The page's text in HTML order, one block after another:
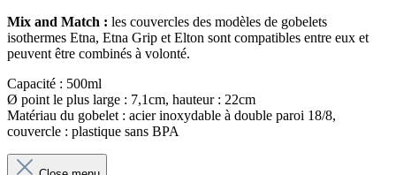
Mix and Match : les couvercles des modèles de gobelets
isothermes Etna, Etna Grip et Elton sont compatibles entre eux et
peuvent être combinés à volonté.
Capacité : 500ml
Ø point le plus large : 7,1cm, hauteur : 22cm
Matériau du gobelet : acier inoxydable à double paroi 18/8,
couvercle : plastique sans BPA